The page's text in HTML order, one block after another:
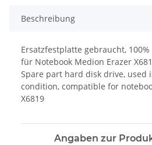
Beschreibung
Ersatzfestplatte gebraucht,
für Notebook Medion Erazer
Spare part hard disk drive, used
condition, compatible for
X6819
Angaben zur